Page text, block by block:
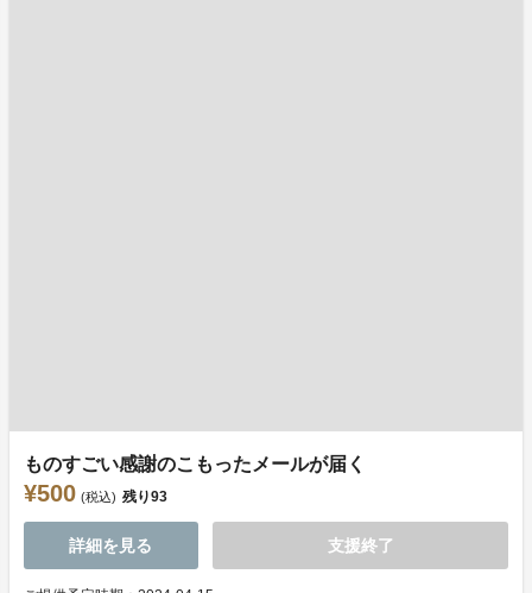
ものすごい感謝のこもったメールが届く
¥500 (税込) 残り93
詳細を見る 支援終了